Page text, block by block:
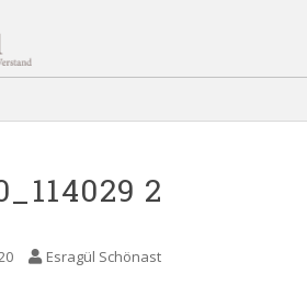
2
Esragül Schönast